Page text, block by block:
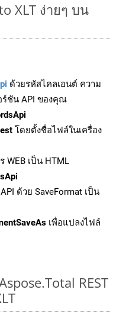
XLT ง่ายๆ บน
ด้วยรหัสไคลเอนต์ ความ
ร์ชัน API ของคุณ
โดยตั้งชื่อไฟล์ในเครื่อง
WEB เป็น HTML
ด้วย SaveFormat เป็น
เพื่อแปลงไฟล์
REST